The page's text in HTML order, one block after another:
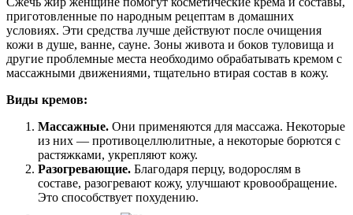
приготовленные по народным рецептам в домашних
условиях. Эти средства лучше действуют после очищения
кожи в душе, ванне, сауне. Зоны живота и боков туловища и
другие проблемные места необходимо обрабатывать кремом с
массажными движениями, тщательно втирая состав в кожу.
Виды кремов:
Массажные. Они применяются для массажа. Некоторые
из них — противоцеллюлитные, а некоторые борются с
растяжками, укрепляют кожу.
Разогревающие. Благодаря перцу, водорослям в
составе, разогревают кожу, улучшают кровообращение.
Это способствует похудению.